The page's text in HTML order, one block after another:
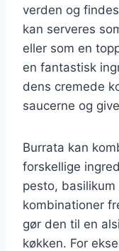
verden og
kan serveres
eller som en
en fantastisk
dens cremede
saucerne og
Burrata kan
forskellige
pesto, basilikum
kombinationer
gør den til en
køkken. For